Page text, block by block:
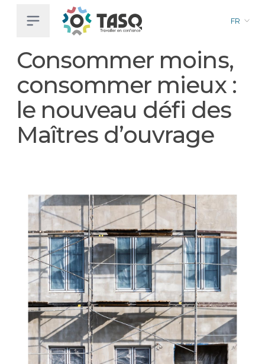
principal
FR
Consommer moins,
consommer mieux :
le nouveau défi des
Maîtres d’ouvrage